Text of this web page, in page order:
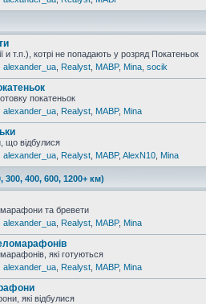
и т.п.), котрі не попадають у розряд Покатеньок
alexander_ua Realyst MABP, Mina socik
покатеньок
alexander_ua Realyst MABP, Mina
що відбулися
alexander_ua Realyst MABP, AlexN10 Mina
400, 600, 1200+ км)
та бревети
alexander_ua Realyst MABP, Mina
які готуються
alexander_ua Realyst MABP, Mina
які відбулися